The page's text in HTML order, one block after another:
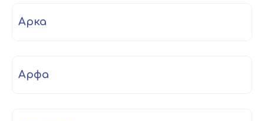
арка
арфа